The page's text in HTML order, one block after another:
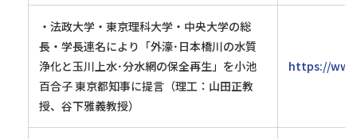
・法政大学・東京理科大学・中央大学の総
長・学長連名により「外濠･日本橋川の水質
浄化と玉川上水･分水網の保全再生」を小池
百合子 東京都知事に提言（理工：山田正教
授、谷下雅義教授）
https://